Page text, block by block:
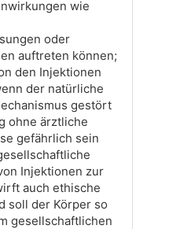
wie
oder
auftreten können;
den Injektionen
der natürliche
gestört
ohne ärztliche
gefährlich sein
Injektionen zur
auch ethische
soll der Körper so
gesellschaftlichen